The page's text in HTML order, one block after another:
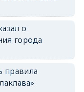
о
города
правила